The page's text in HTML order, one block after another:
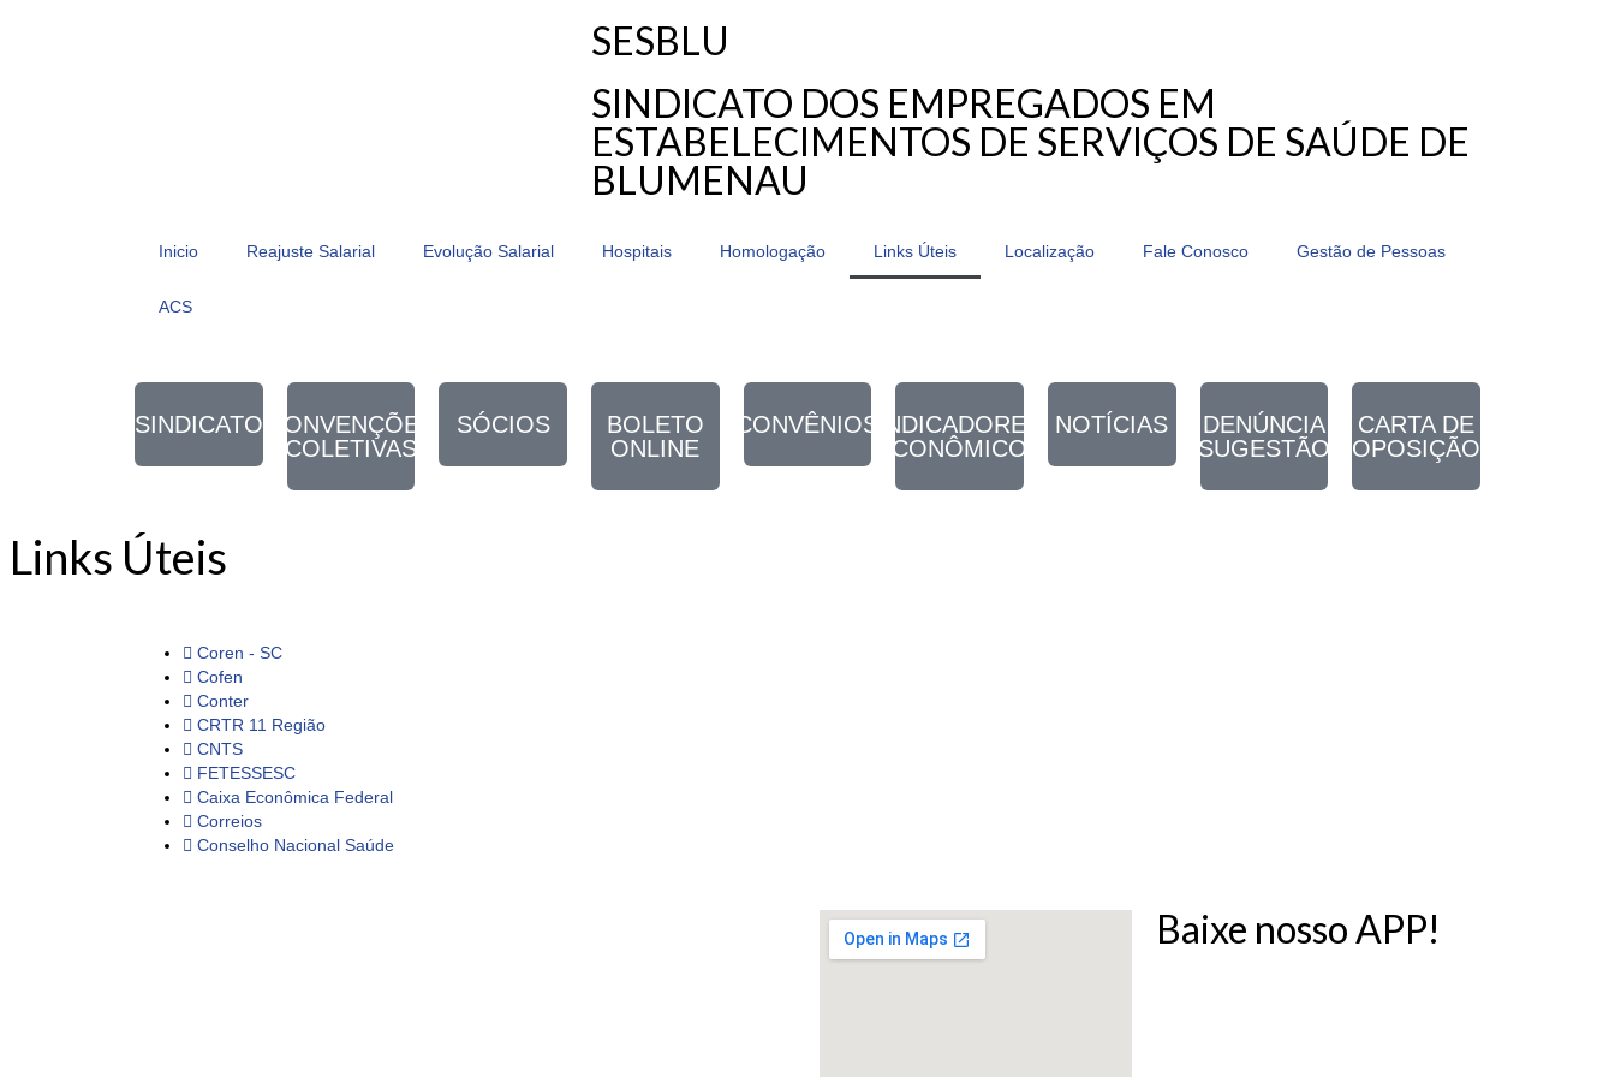
SESBLU
SINDICATO DOS EMPREGADOS EM
ESTABELECIMENTOS DE SERVIÇOS DE SAÚDE DE
BLUMENAU
Inicio Reajuste Salarial Evolução Salarial Hospitais Homologação Links Úteis Localização Fale Conosco Gestão de Pessoas
ACS
SINDICATO
CONVENÇÕES
COLETIVAS
SÓCIOS
BOLETO
ONLINE
CONVÊNIOS
INDICADORES
ECONÔMICOS
NOTÍCIAS
DENÚNCIA
SUGESTÃO
CARTA DE
OPOSIÇÃO
Links Úteis
Coren - SC
Cofen
Conter
CRTR 11 Região
CNTS
FETESSESC
Caixa Econômica Federal
Correios
Conselho Nacional Saúde
Baixe nosso APP!